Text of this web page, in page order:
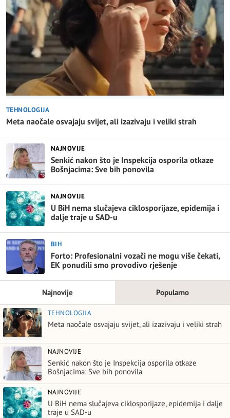
TEHNOLOGIJA
Meta naočale osvajaju svijet, ali izazivaju i veliki strah
NAJNOVIJE
Senkić nakon što je Inspekcija osporila otkaze
Bošnjacima: Sve bih ponovila
NAJNOVIJE
U BiH nema slučajeva ciklosporijaze, epidemija i
dalje traje u SAD-u
BIH
Forto: Profesionalni vozači ne mogu više čekati,
EK ponudili smo provodivo rješenje
Najnovije Popularno
TEHNOLOGIJA
Meta naočale osvajaju svijet, ali izazivaju i veliki strah
NAJNOVIJE
Senkić nakon što je Inspekcija osporila otkaze
Bošnjacima: Sve bih ponovila
NAJNOVIJE
U BiH nema slučajeva ciklosporijaze, epidemija i dalje
traje u SAD-u